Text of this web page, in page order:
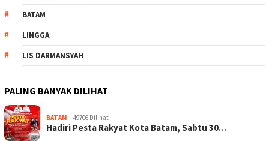
BATAM
LINGGA
LIS DARMANSYAH
PALING BANYAK DILIHAT
BATAM 49706 Dilihat
Hadiri Pesta Rakyat Kota Batam, Sabtu 30…